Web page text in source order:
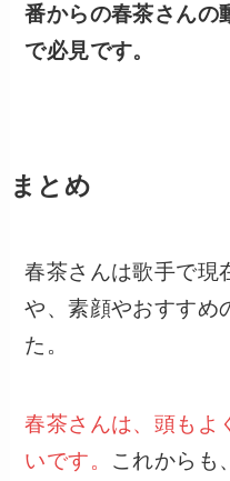
番からの春茶さんの
で必見です。
まとめ
春茶さんは歌手で現
や、素顔やおすすめ
た。
春茶さんは、頭もよ
いです。 これからも